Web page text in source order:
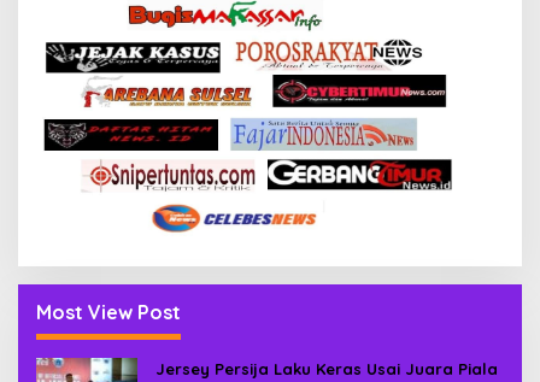
Most View Post
Jersey Persija Laku Keras Usai Juara Piala